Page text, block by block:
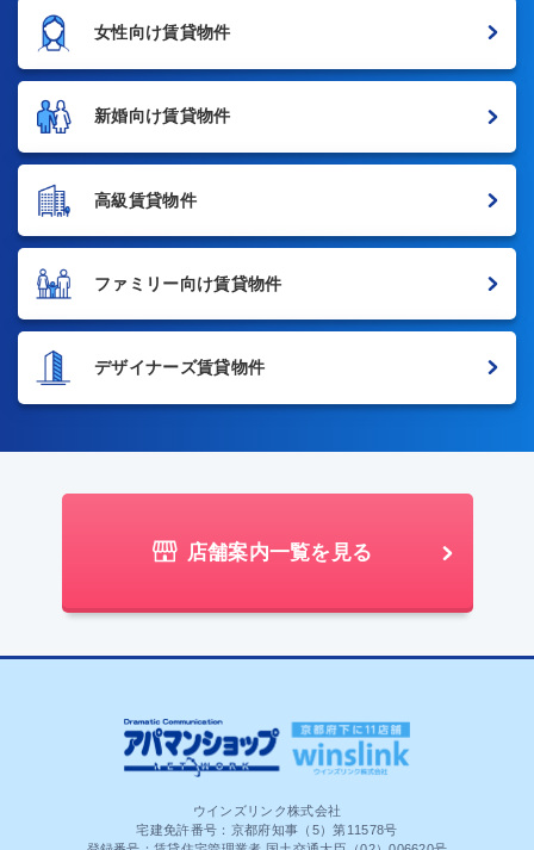
女性向け賃貸物件
新婚向け賃貸物件
高級賃貸物件
ファミリー向け賃貸物件
デザイナーズ賃貸物件
店舗案内一覧を見る
ウインズリンク株式会社
宅建免許番号：京都府知事（5）第11578号